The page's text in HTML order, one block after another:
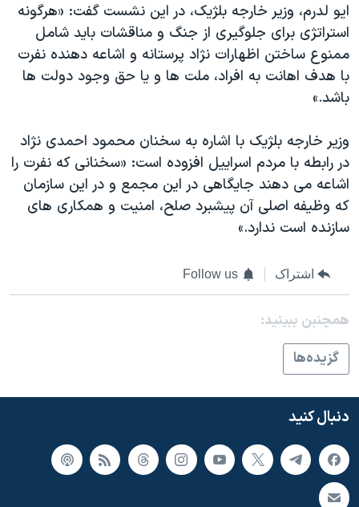
ايو لدرم، وزير خارجه بلژيک، در اين نشست گفت: «هرگونه
استراتژی برای جلوگيری از جنگ و مناقشات باید شامل
ممنوع ساختن اظهارات نژاد پرستانه و اشاعه دهنده نفرت
با هدف اهانت به افراد، ملت ها و يا حق وجود دولت ها
باشد.»
وزير خارجه بلژيک با اشاره به سخنان محمود احمدی نژاد
در رابطه با مردم اسراييل افزوده است: «سخنانی که نفرت را
اشاعه می دهند جايگاهی در اين مجمع و در اين سازمان
که وظيفه اصلی آن پيشبرد صلح، امنيت و همکاری های
سازنده است ندارد.»
اشتراک Follow us
همچنبن ببینید:
گزيده‌ها
دنبال کنید